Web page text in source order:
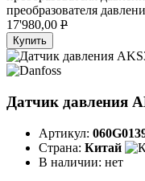
преобразователя
17'980,00 P
Купить
Датчик давления
Артикул:
Страна: Китай
В наличии: нет